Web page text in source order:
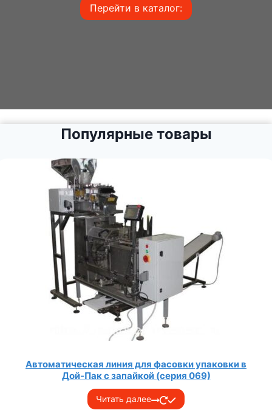
Перейти в каталог:
Популярные товары
Автоматическая линия для фасовки упаковки в
Дой-Пак с запайкой (серия 069)
Читать далее